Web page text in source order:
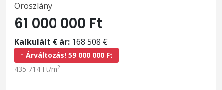
Oroszlány
61 000 000 Ft
Kalkulált € ár: 168 508 €
↑ Árváltozás! 59 000 000 Ft
435 714 Ft/m2